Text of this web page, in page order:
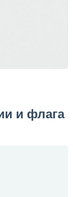
и флага